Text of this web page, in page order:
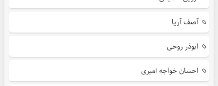
آصف آریا
ابوذر روحی
احسان خواجه امیری